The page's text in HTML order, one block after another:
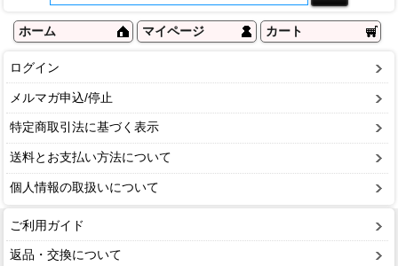
ホーム マイページ カート
ログイン
メルマガ申込/停止
特定商取引法に基づく表示
送料とお支払い方法について
個人情報の取扱いについて
ご利用ガイド
返品・交換について